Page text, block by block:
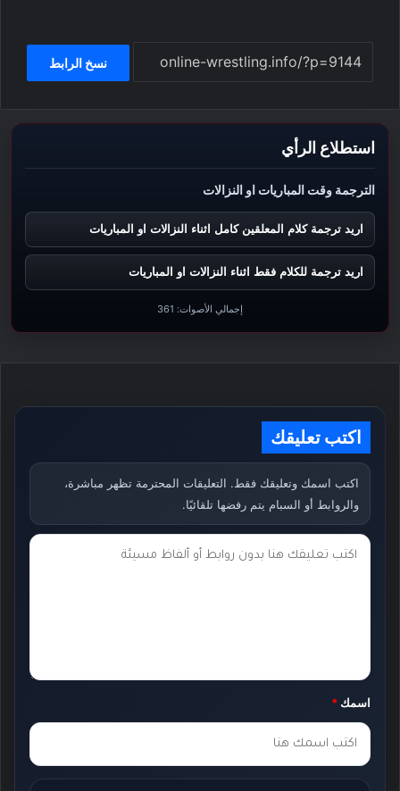
نسخ الرابط
استطلاع الرأي
الترجمة وقت المباريات او النزالات
اريد ترجمة كلام المعلقين كامل اثناء النزالات او المباريات
اريد ترجمة للكلام فقط اثناء النزالات او المباريات
إجمالي الأصوات: 361
اكتب تعليقك
اكتب اسمك وتعليقك فقط. التعليقات المحترمة تظهر مباشرة،
والروابط أو السبام يتم رفضها تلقائيًا.
ت
ك
*
اسمك *